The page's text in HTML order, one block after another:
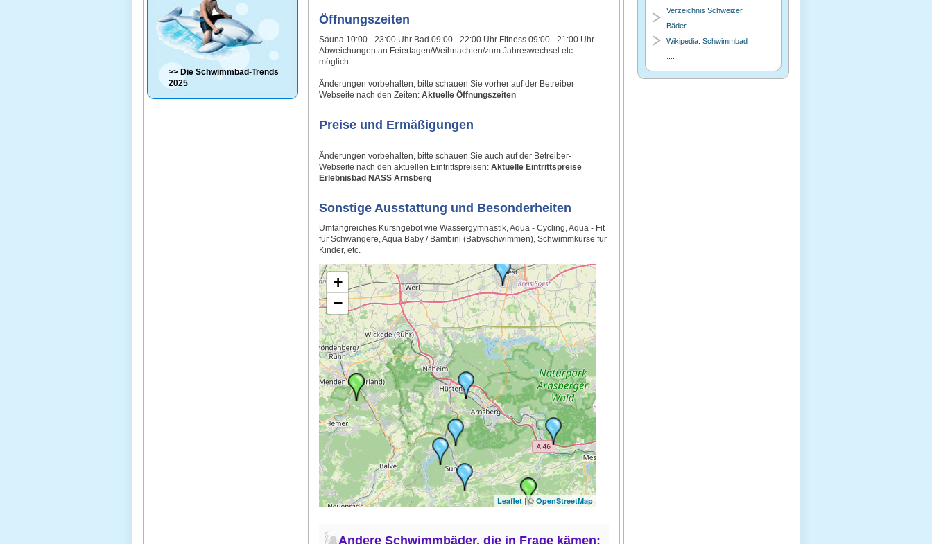
Öffnungszeiten
Sauna 10:00 - 23:00 Uhr Bad 09:00 - 22:00 Uhr Fitness 09:00 - 21:00 Uhr
Abweichungen an Feiertagen/Weihnachten/zum Jahreswechsel etc.
möglich.
Änderungen vorbehalten, bitte schauen Sie vorher auf der Betreiber
Webseite nach den Zeiten:Aktuelle Öffnungszeiten
Preise und Ermäßigungen
Änderungen vorbehalten, bitte schauen Sie auch auf der Betreiber-
Webseite nach den aktuellen Eintrittspreisen:Aktuelle Eintrittspreise
Erlebnisbad NASS Arnsberg
Sonstige Ausstattung und Besonderheiten
Umfangreiches Kursngebot wie Wassergymnastik, Aqua - Cycling, Aqua - Fit
für Schwangere, Aqua Baby / Bambini (Babyschwimmen), Schwimmkurse für
Kinder, etc.
+
−
Leaflet | ©OpenStreetMap
Andere Schwimmbäder, die in Frage kämen:
>> DieSchwimmbad-Trends
2025
Verzeichnis Schweizer
Bäder
Wikipedia: Schwimmbad